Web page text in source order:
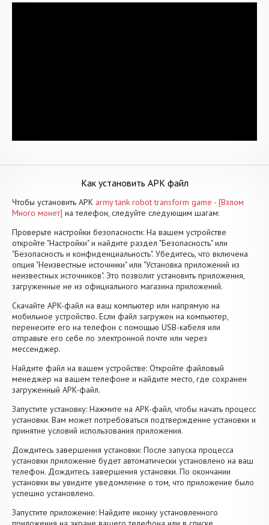
Как установить APK файл
Чтобы установить APK army tank robot transform game - [Взлом
Много монет] на телефон, следуйте следующим шагам:
Проверьте настройки безопасности: На вашем устройстве
откройте "Настройки" и найдите раздел "Безопасность" или
"Безопасность и конфиденциальность". Убедитесь, что включена
опция "Неизвестные источники" или "Установка приложений из
неизвестных источников". Это позволит установить приложения,
загруженные не из официального магазина приложений.
Скачайте APK-файл на ваш компьютер или напрямую на
мобильное устройство. Если файл загружен на компьютер,
перенесите его на телефон с помощью USB-кабеля или
отправьте его себе по электронной почте или через
мессенджер.
Найдите файл на вашем устройстве: Откройте файловый
менеджер на вашем телефоне и найдите место, где сохранен
загруженный APK-файл.
Запустите установку: Нажмите на APK-файл, чтобы начать процесс
установки. Вам может потребоваться подтверждение установки и
принятие условий использования приложения.
Дождитесь завершения установки: После запуска процесса
установки приложение будет автоматически установлено на ваш
телефон. Дождитесь завершения установки. По окончании
установки вы увидите уведомление о том, что приложение было
успешно установлено.
Запустите приложение: Найдите иконку установленного